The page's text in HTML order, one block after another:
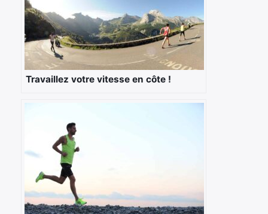
Travaillez votre vitesse en côte !